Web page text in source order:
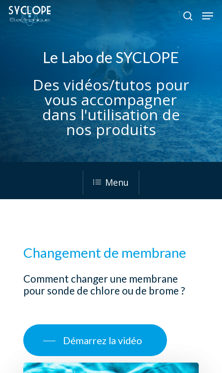
Skip
search
Le Labo de SYCLOPE
Des vidéos/tutos pour
vous accompagner
dans l'utilisation de
nos produits
Menu
Changementde membrane
Comment changer une membrane
pour sonde de chlore ou de brome ?
Démarrez la vidéo